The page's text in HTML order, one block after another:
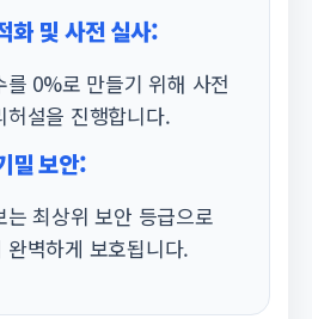
화 및 사전 실사:
를 0%로 만들기 위해 사전
허설을 진행합니다.
밀 보안:
는 최상위 보안 등급으로
완벽하게 보호됩니다.